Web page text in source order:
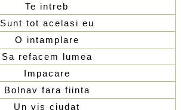
Te intreb
Sunt tot acelasi eu
O intamplare
Sa refacem lumea
Impacare
Bolnav fara fiinta
Un vis ciudat